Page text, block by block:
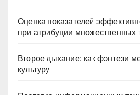
Оценка показателей
при атрибуции множественных
Второе дыхание: как фэнтези
культуру